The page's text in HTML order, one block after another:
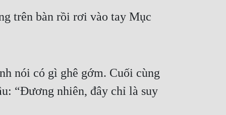
trên bàn rồi rơi vào tay Mục
nói có gì ghê gớm. Cuối cùng
“Đương nhiên, đây chỉ là suy